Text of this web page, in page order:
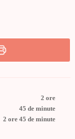
2 ore
45 de minute
2 ore 45 de minute